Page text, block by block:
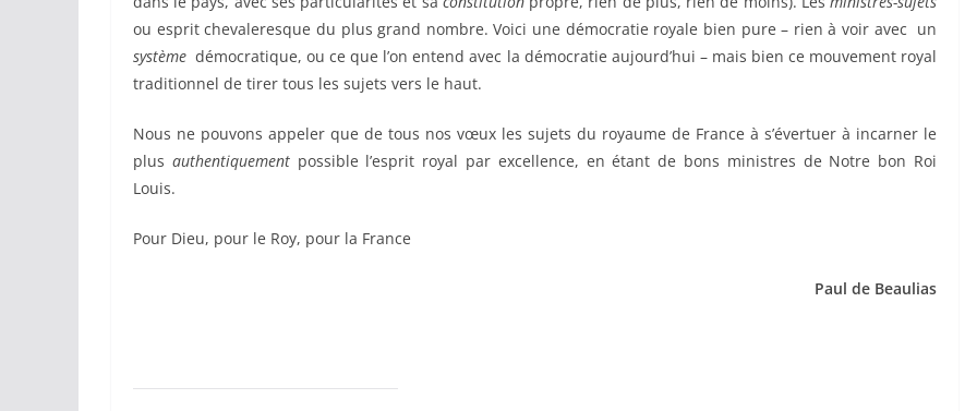
ou esprit chevaleresque du plus grand nombre. Voici une démocratie royale bien pure – rien à voir avec un
système démocratique, ou ce que l’on entend avec la démocratie aujourd’hui – mais bien ce mouvement royal
traditionnel de tirer tous les sujets vers le haut.
Nous ne pouvons appeler que de tous nos vœux les sujets du royaume de France à s’évertuer à incarner le
plus authentiquementpossible l’esprit royal par excellence, en étant de bons ministres de Notre bon Roi
Louis.
Pour Dieu, pour le Roy, pour la France
Paul de Beaulias